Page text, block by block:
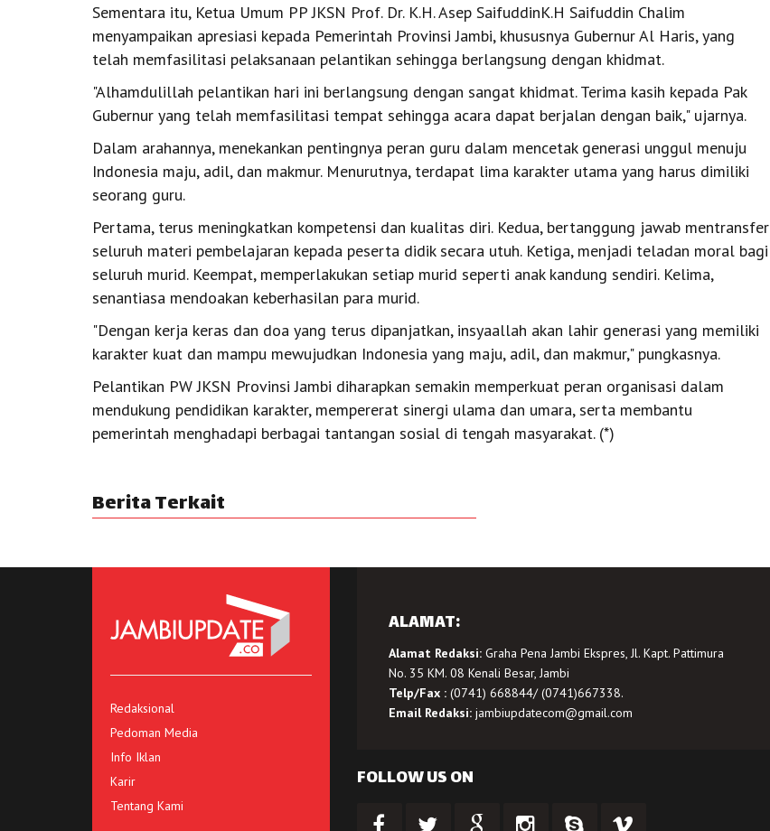
Sementara itu, Ketua Umum PP JKSN Prof. Dr. K.H. Asep SaifuddinK.H Saifuddin Chalim
menyampaikan apresiasi kepada Pemerintah Provinsi Jambi, khususnya Gubernur Al Haris, yang
telah memfasilitasi pelaksanaan pelantikan sehingga berlangsung dengan khidmat.
"Alhamdulillah pelantikan hari ini berlangsung dengan sangat khidmat. Terima kasih kepada Pak
Gubernur yang telah memfasilitasi tempat sehingga acara dapat berjalan dengan baik," ujarnya.
Dalam arahannya, menekankan pentingnya peran guru dalam mencetak generasi unggul menuju
Indonesia maju, adil, dan makmur. Menurutnya, terdapat lima karakter utama yang harus dimiliki
seorang guru.
Pertama, terus meningkatkan kompetensi dan kualitas diri. Kedua, bertanggung jawab mentransfer
seluruh materi pembelajaran kepada peserta didik secara utuh. Ketiga, menjadi teladan moral bagi
seluruh murid. Keempat, memperlakukan setiap murid seperti anak kandung sendiri. Kelima,
senantiasa mendoakan keberhasilan para murid.
"Dengan kerja keras dan doa yang terus dipanjatkan, insyaallah akan lahir generasi yang memiliki
karakter kuat dan mampu mewujudkan Indonesia yang maju, adil, dan makmur," pungkasnya.
Pelantikan PW JKSN Provinsi Jambi diharapkan semakin memperkuat peran organisasi dalam
mendukung pendidikan karakter, mempererat sinergi ulama dan umara, serta membantu
pemerintah menghadapi berbagai tantangan sosial di tengah masyarakat. (*)
Berita Terkait
Redaksional
Pedoman Media
Info Iklan
Karir
Tentang Kami
ALAMAT:
Alamat Redaksi:Graha Pena Jambi Ekspres, Jl. Kapt. Pattimura
No. 35 KM. 08 Kenali Besar, Jambi
Telp/Fax :(0741) 668844/ (0741)667338.
Email Redaksi: jambiupdatecom@gmail.com
FOLLOW US ON